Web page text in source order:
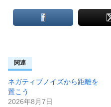
関連
ネガティブノイズから距離を
置こう
2026年8月7日